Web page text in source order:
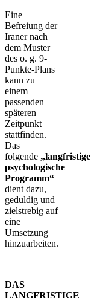
Eine
Befreiung der
Iraner nach
dem Muster
des o. g. 9-
Punkte-Plans
kann zu
einem
passenden
späteren
Zeitpunkt
stattfinden.
Das
folgende „langfristige
psychologische
Programm“
dient dazu,
geduldig und
zielstrebig auf
eine
Umsetzung
hinzuarbeiten.
DAS
LANGFRISTIGE